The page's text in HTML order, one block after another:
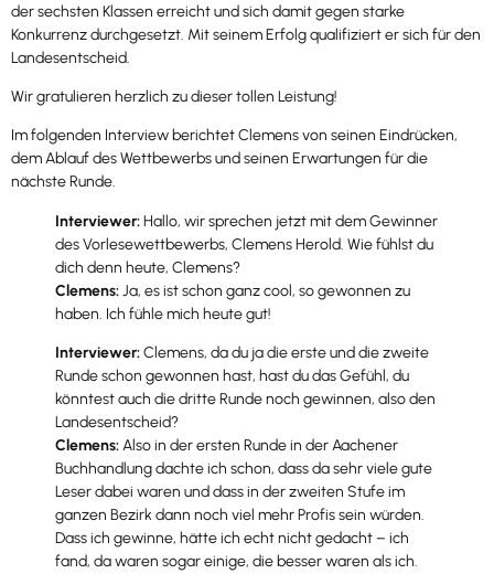
der sechsten Klassen erreicht und sich damit gegen starke
Konkurrenz durchgesetzt. Mit seinem Erfolg qualifiziert er sich für den
Landesentscheid.
Wir gratulieren herzlich zu dieser tollen Leistung!
Im folgenden Interview berichtet Clemens von seinen Eindrücken,
dem Ablauf des Wettbewerbs und seinen Erwartungen für die
nächste Runde.
Interviewer:Hallo, wir sprechen jetzt mit dem Gewinner
des Vorlesewettbewerbs, Clemens Herold. Wie fühlst du
dich denn heute, Clemens?
Clemens:Ja, es ist schon ganz cool, so gewonnen zu
haben. Ich fühle mich heute gut!
Interviewer:Clemens, da du ja die erste und die zweite
Runde schon gewonnen hast, hast du das Gefühl, du
könntest auch die dritte Runde noch gewinnen, also den
Landesentscheid?
Clemens:Also in der ersten Runde in der Aachener
Buchhandlung dachte ich schon, dass da sehr viele gute
Leser dabei waren und dass in der zweiten Stufe im
ganzen Bezirk dann noch viel mehr Profis sein würden.
Dass ich gewinne, hätte ich echt nicht gedacht – ich
fand, da waren sogar einige, die besser waren als ich.